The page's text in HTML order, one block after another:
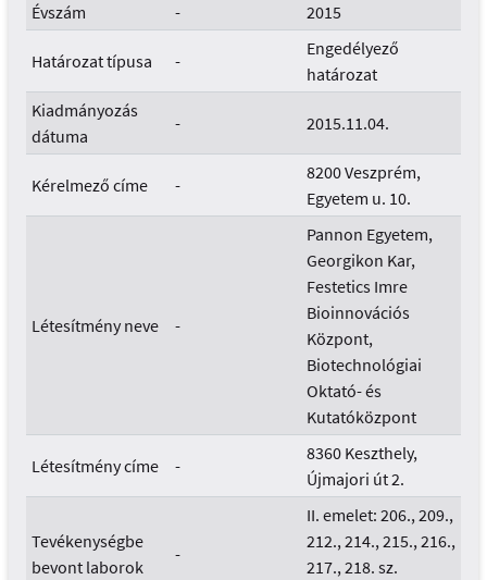
Évszám
- 2015
Határozat típusa -
Engedélyező
határozat
Kiadmányozás
dátuma
- 2015.11.04.
Kérelmező címe -
8200 Veszprém,
Egyetem u. 10.
Létesítmény neve -
Pannon Egyetem,
Georgikon Kar,
Festetics Imre
Bioinnovációs
Központ,
Biotechnológiai
Oktató- és
Kutatóközpont
Létesítmény címe -
8360 Keszthely,
Újmajori út 2.
Tevékenységbe
bevont laborok
-
II. emelet: 206., 209.,
212., 214., 215., 216.,
217., 218. sz.